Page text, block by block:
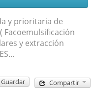
y prioritaria de
Facoemulsificación
y extracción
Guardar Compartir